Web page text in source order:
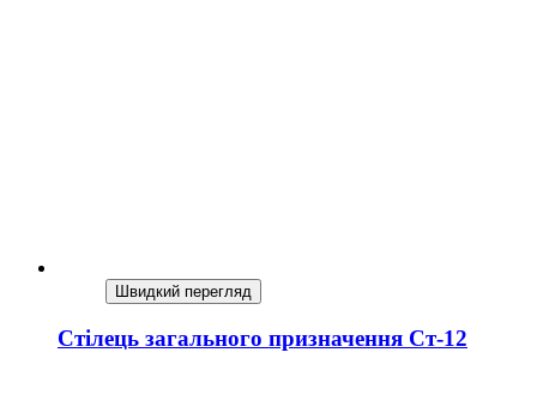
Швидкий перегляд
Стілець загального призначення Ст-12